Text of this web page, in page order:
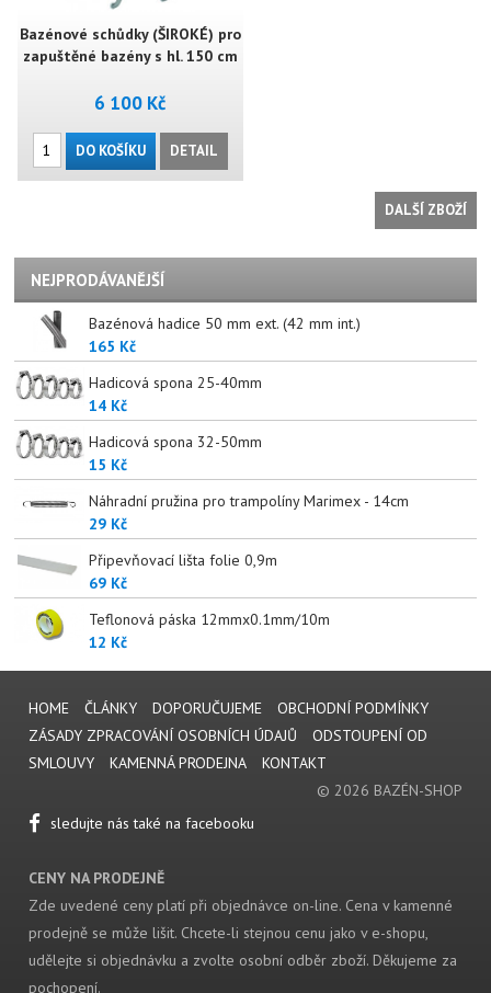
Bazénové schůdky (ŠIROKÉ) pro
zapuštěné bazény s hl. 150 cm
6 100 Kč
DO KOŠÍKU DETAIL
DALŠÍ ZBOŽÍ
NEJPRODÁVANĚJŠÍ
Bazénová hadice 50 mm ext. (42 mm int.)
165 Kč
Hadicová spona 25-40mm
14 Kč
Hadicová spona 32-50mm
15 Kč
Náhradní pružina pro trampolíny Marimex - 14cm
29 Kč
Připevňovací lišta folie 0,9m
69 Kč
Teflonová páska 12mmx0.1mm/10m
12 Kč
HOME ČLÁNKY DOPORUČUJEME
OBCHODNÍ PODMÍNKY
ZÁSADY ZPRACOVÁNÍ OSOBNÍCH ÚDAJŮ
ODSTOUPENÍ OD
SMLOUVY
KAMENNÁ PRODEJNA
KONTAKT
© 2026 BAZÉN-SHOP
sledujte nás také na facebooku
CENY NA PRODEJNĚ
Zde uvedené ceny platí při objednávce on-line. Cena v kamenné
prodejně se může lišit. Chcete-li stejnou cenu jako v e-shopu,
udělejte si objednávku a zvolte osobní odběr zboží. Děkujeme za
pochopení.